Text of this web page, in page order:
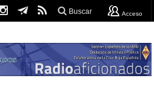
Buscar Acceso